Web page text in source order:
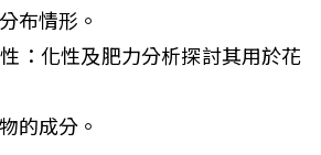
布情形。
：化性及肥力分析探討其用於花
的成分。